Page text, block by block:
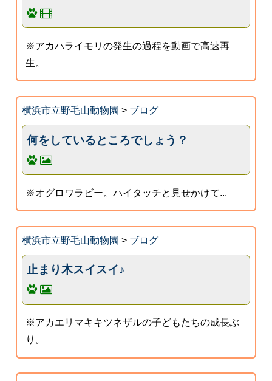
※アカハライモリの発生の過程を動画で高速再
生。
横浜市立野毛山動物園 > ブログ
何をしているところでしょう？
※オグロワラビー。ハイタッチと見せかけて...
横浜市立野毛山動物園 > ブログ
止まり木スイスイ♪
※アカエリマキキツネザルの子どもたちの成長ぶ
り。